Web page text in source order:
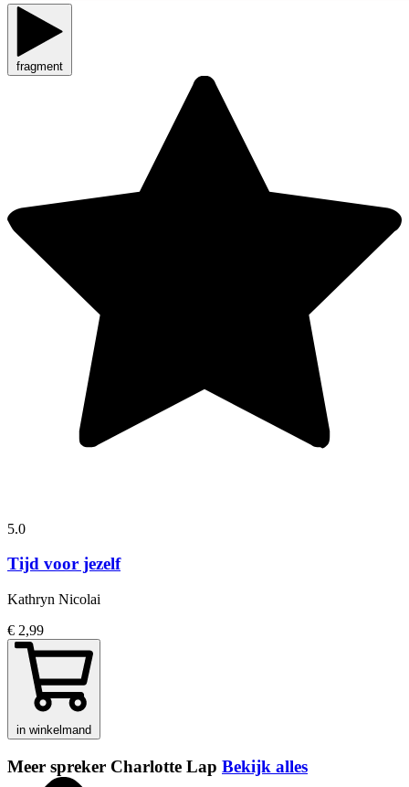
fragment
5.0
Tijd voor jezelf
Kathryn Nicolai
€ 2,99
in winkelmand
Meer spreker Charlotte Lap Bekijk alles